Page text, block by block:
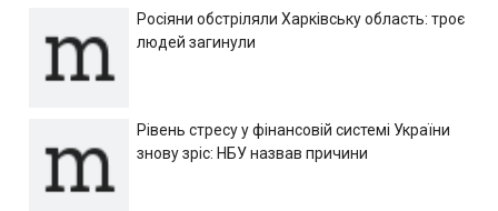
Росіяни обстріляли Харківську область: троє
людей загинули
Рівень стресу у фінансовій системі України
знову зріс: НБУ назвав причини